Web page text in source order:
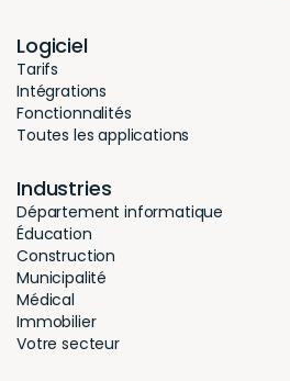
Logiciel
Tarifs
Intégrations
Fonctionnalités
Toutes les applications
Industries
Département informatique
Éducation
Construction
Municipalité
Médical
Immobilier
Votre secteur